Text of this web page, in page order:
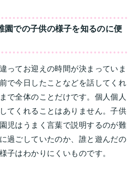
園での子供の様子を知るのに便
ってお迎えの時間が決まっていま
で今日したことなどを話してくれ
で全体のことだけです。個人個人
てくれることはありません。子供
児はうまく言葉で説明するのが難
過ごしていたのか、誰と遊んだの
子はわかりにくいものです。